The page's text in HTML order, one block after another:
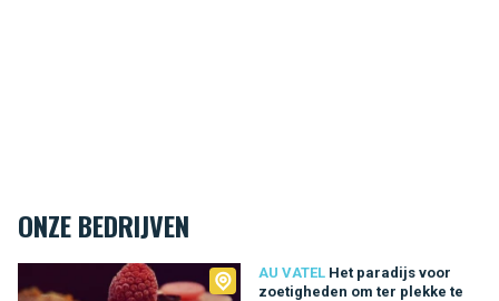
ONZE BEDRIJVEN
AU VATEL Het paradijs voor
zoetigheden om ter plekke te